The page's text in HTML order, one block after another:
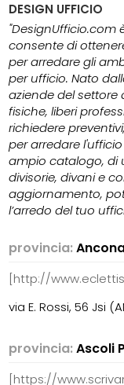
DESIGN UFFICIO
"DesignUfficio.com
consente di
per arredare gli
per ufficio. Nato
aziende del
fisiche, liberi
richiedere
per arredare
ampio catalogo, di
divisorie, divani e
aggiornamento,
l’arredo del tuo
provincia:
[http://
via E. Rossi, 56 Jsi
provincia:Ascoli
[https://